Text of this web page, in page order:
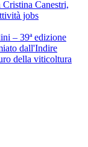
Canestri,
jobs
– 39ª edizione
dall'Indire
della viticoltura